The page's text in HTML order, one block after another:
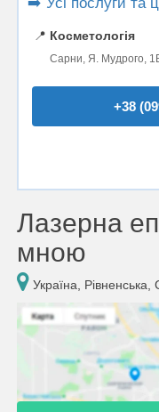
📍 Косметологія
Сарни, Я. Мудрого,
+38
Лазерна
мною
Україна, Рівненська,